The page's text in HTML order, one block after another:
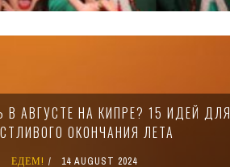
В АВГУСТЕ НА КИПРЕ? 15 ИДЕЙ ДЛЯ
ОКОНЧАНИЯ ЛЕТА
ЕДЕМ! 14 AUGUST 2024